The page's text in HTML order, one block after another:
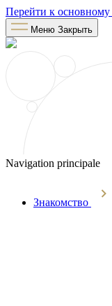
Перейти к
Меню Закрыть
Navigation principale
Знакомство